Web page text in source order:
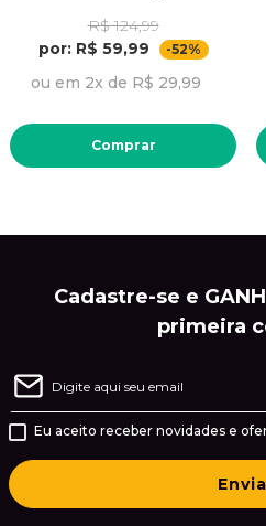
R$ 124,99
por: R$ 59,99
-52%
ou em 2x de R$ 29,99
Comprar
Cadastre-se e
primeira
Eu aceito receber novidades e